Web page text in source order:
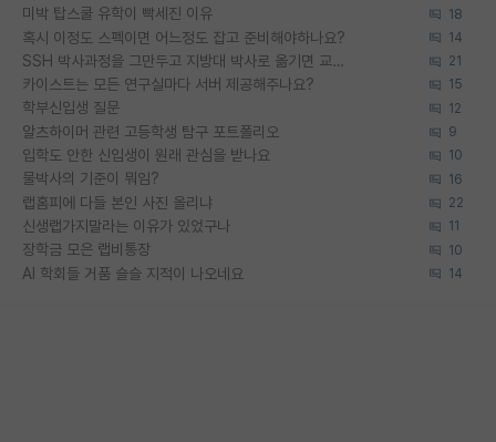
미박 탑스쿨 유학이 빡세진 이유 18
혹시 이정도 스펙이면 어느정도 잡고 준비해야하나요? 14
SSH 박사과정을 그만두고 지방대 박사로 옮기면 교수의 꿈은 끝일까요? 21
카이스트는 모든 연구실마다 서버 제공해주나요? 15
학부신입생 질문 12
알츠하이머 관련 고등학생 탐구 포트폴리오 9
입학도 안한 신입생이 원래 관심을 받나요 10
물박사의 기준이 뭐임? 16
랩홈피에 다들 본인 사진 올리냐 22
신생랩가지말라는 이유가 있었구나 11
장학금 모은 랩비통장 10
AI 학회들 거품 슬슬 지적이 나오네요 14